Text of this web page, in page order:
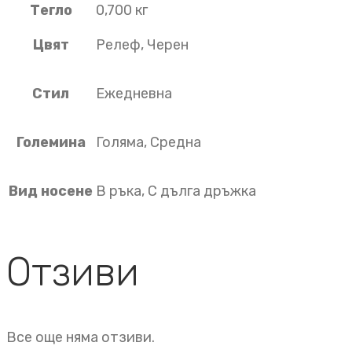
Тегло
0,700 кг
Цвят
Релеф, Черен
Стил Ежедневна
Големина Голяма, Средна
Вид носене В ръка, С дълга дръжка
Отзиви
Все още няма отзиви.